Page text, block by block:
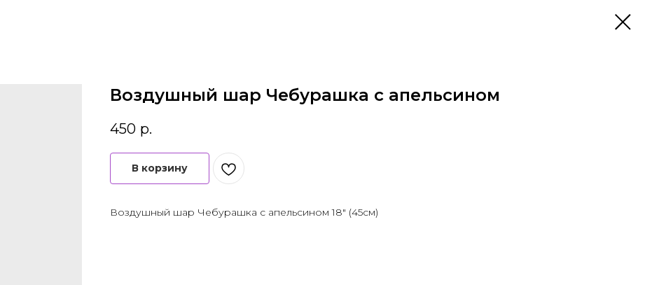
Воздушный шар Чебурашка с апельсином
450 р.
В корзину
Воздушный шар Чебурашка с апельсином 18" (45см)